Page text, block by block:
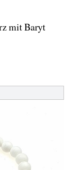
mit Baryt